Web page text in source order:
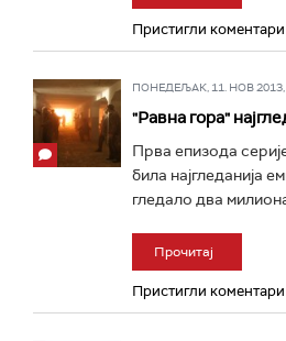
Пристигли
ПОНЕДЕЉАК, 11. НОВ 2013,
"Равна гора"
Прва епизода
била најгледанија
гледало два
Прочитај
Пристигли